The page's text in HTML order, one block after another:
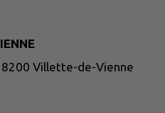
Villette-de-Vienne